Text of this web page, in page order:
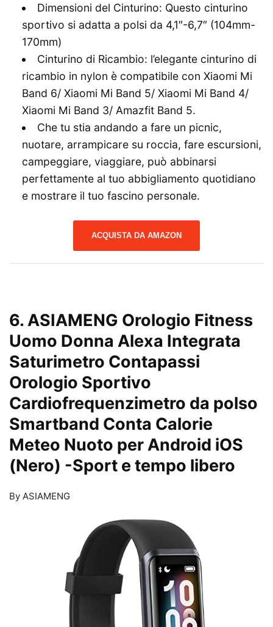
Dimensioni del Cinturino: Questo cinturino
sportivo si adatta a polsi da 4,1″-6,7″ (104mm-
170mm)
Cinturino di Ricambio: l’elegante cinturino di
ricambio in nylon è compatibile con Xiaomi Mi
Band 6/ Xiaomi Mi Band 5/ Xiaomi Mi Band 4/
Xiaomi Mi Band 3/ Amazfit Band 5.
Che tu stia andando a fare un picnic,
nuotare, arrampicare su roccia, fare escursioni,
campeggiare, viaggiare, può abbinarsi
perfettamente al tuo abbigliamento quotidiano
e mostrare il tuo fascino personale.
ACQUISTA DA AMAZON
6. ASIAMENG Orologio Fitness
Uomo Donna Alexa Integrata
Saturimetro Contapassi
Orologio Sportivo
Cardiofrequenzimetro da polso
Smartband Conta Calorie
Meteo Nuoto per Android iOS
(Nero) -Sport e tempo libero
By ASIAMENG